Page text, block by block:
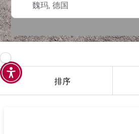
魏玛, 德国
排序